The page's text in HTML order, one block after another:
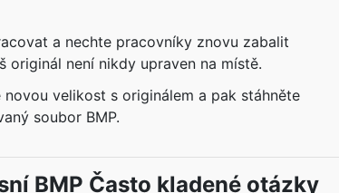
a nechte pracovníky znovu zabalit
originál není nikdy upraven na místě.
novou velikost s originálem a pak stáhněte
soubor BMP.
BMP Často kladené otázky